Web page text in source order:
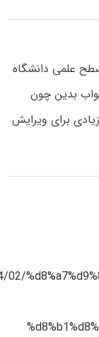
علمی دانشگاه
بدین چون
برای ویرایش